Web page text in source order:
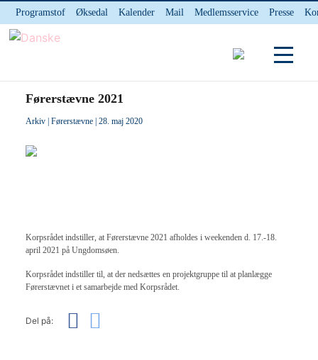
Programstof Øksedal Kalender Mail Medlemsservice Presse
INTERNnet
Førerstævne 2021
Arkiv| Førerstævne| 28. maj 2020
Korpsrådet indstiller, at Førerstævne 2021 afholdes i weekenden d. 17.-18.
april 2021 på Ungdomsøen.
Korpsrådet indstiller til, at der nedsættes en projektgruppe til at planlægge
Førerstævnet i et samarbejde med Korpsrådet.
Del på: